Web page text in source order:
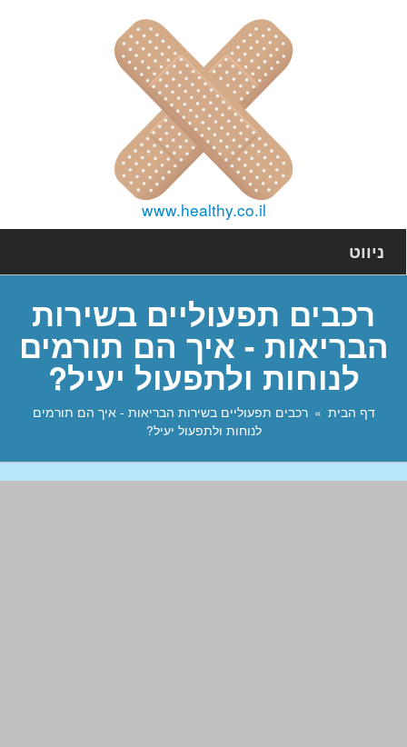
www.healthy.co.il
ניווט
רכבים תפעוליים בשירות
הבריאות - איך הם תורמים
לנוחות ולתפעול יעיל?
דף הבית
רכבים תפעוליים בשירות הבריאות - איך הם תורמים
לנוחות ולתפעול יעיל?